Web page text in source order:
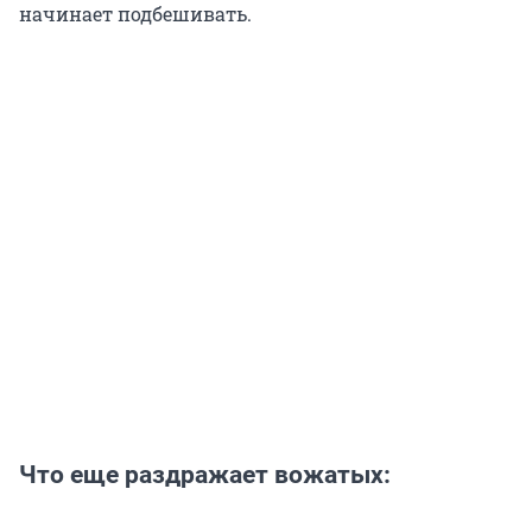
начинает подбешивать.
Что еще раздражает вожатых: